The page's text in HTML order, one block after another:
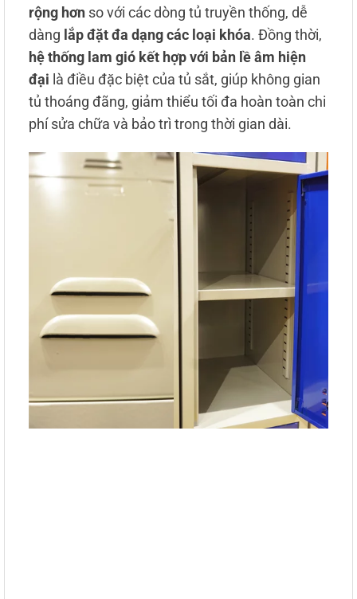
rộng hơn so với các dòng tủ truyền thống, dễ
dàng lắp đặt đa dạng các loại khóa. Đồng thời,
hệ thống lam gió kết hợp với bản lề âm hiện
đại là điều đặc biệt của tủ sắt, giúp không gian
tủ thoáng đãng, giảm thiểu tối đa hoàn toàn chi
phí sửa chữa và bảo trì trong thời gian dài.